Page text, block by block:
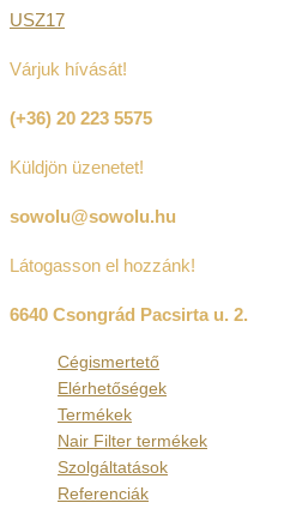
USZ17
Várjuk hívását!
(+36) 20 223 5575
Küldjön üzenetet!
sowolu@sowolu.hu
Látogasson el hozzánk!
6640 Csongrád Pacsirta u. 2.
Cégismertető
Elérhetőségek
Termékek
Nair Filter termékek
Szolgáltatások
Referenciák